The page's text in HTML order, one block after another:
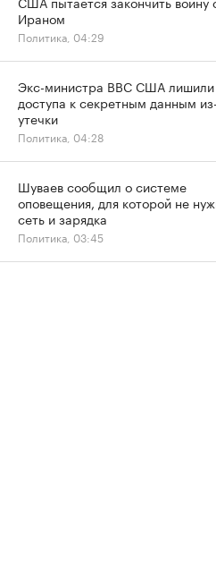
Ираном
Политика, 04:29
Экс-министра ВВС США лишили
доступа к секретным данным
утечки
Политика, 04:28
Шуваев сообщил о системе
оповещения, для которой не
сеть и зарядка
Политика, 03:45